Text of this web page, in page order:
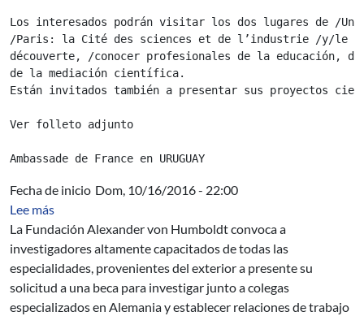
Los interesados podrán visitar los dos lugares de /
/Paris: la Cité des sciences et de l’industrie /y/le
découverte, /conocer profesionales de la educación,
de la mediación científica.
Ver folleto adjunto
Fecha de inicio Dom, 10/16/2016 - 22:00
Lee mássobre Fundación Alexander von Humboldt- becas de
La Fundación Alexander von Humboldt convoca a
investigadores altamente capacitados de todas las
especialidades, provenientes del exterior a presente su
solicitud a una beca para investigar junto a colegas
especializados en Alemania y establecer relaciones de trabajo